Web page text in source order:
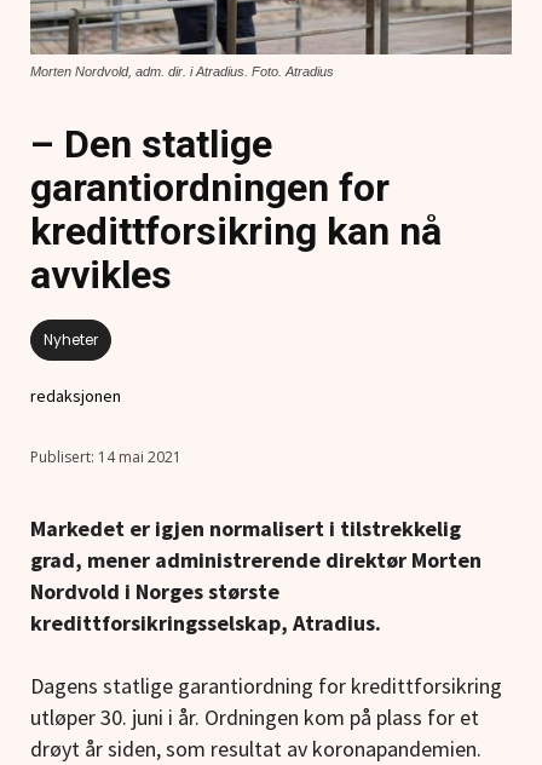
Morten Nordvold, adm. dir. i Atradius. Foto. Atradius
– Den statlige
garantiordningen for
kredittforsikring kan nå
avvikles
Nyheter
redaksjonen
14 mai 2021
Markedet er igjen normalisert i tilstrekkelig
grad, mener administrerende direktør Morten
Nordvold i Norges største
kredittforsikringsselskap, Atradius.
Dagens statlige garantiordning for kredittforsikring
utløper 30. juni i år. Ordningen kom på plass for et
drøyt år siden, som resultat av koronapandemien.